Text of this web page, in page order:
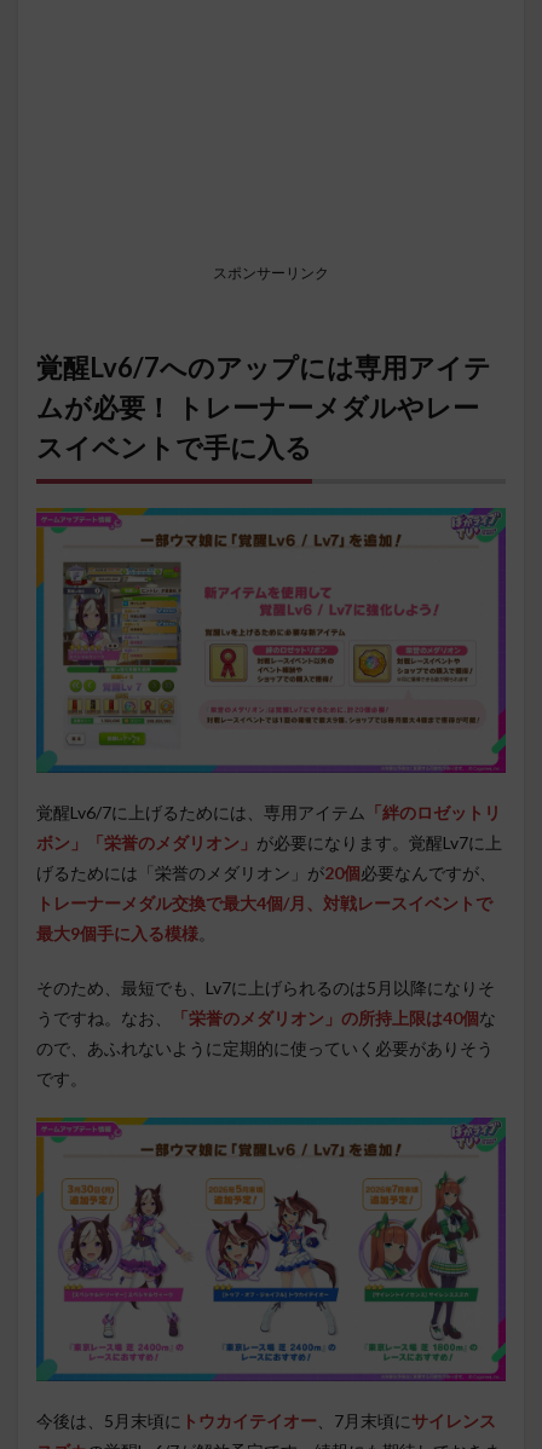
スポンサーリンク
覚醒Lv6/7へのアップには専用アイテ
ムが必要！ トレーナーメダルやレー
スイベントで手に入る
覚醒Lv6/7に上げるためには、専用アイテム 「絆のロゼットリ
ボン」「栄誉のメダリオン」 が必要になります。覚醒Lv7に上
げるためには「栄誉のメダリオン」が20個必要なんですが、
トレーナーメダル交換で最大4個/月、対戦レースイベントで
最大9個手に入る模様。
そのため、最短でも、Lv7に上げられるのは5月以降になりそ
うですね。なお、
「栄誉のメダリオン」の所持上限は40個な
ので、あふれないように定期的に使っていく必要がありそう
です。
今後は、5月末頃に トウカイテイオー 、7月末頃にサイレンス